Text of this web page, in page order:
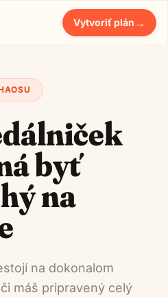
Vytvoriť plán →
byť
na
na dokonalom
máš pripravený celý